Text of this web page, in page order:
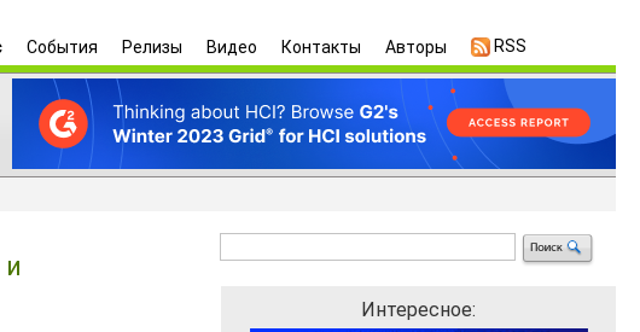
События Релизы Видео Контакты Авторы RSS
Интересное: